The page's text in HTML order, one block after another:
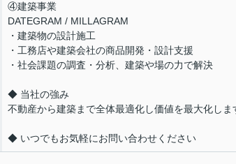
④建築事業
DATEGRAM / MILLAGRAM
・建築物の設計施工
・工務店や建築会社の商品開発・設計支援
・社会課題の調査・分析、建築や場の力で解決
◆ 当社の強み
不動産から建築まで全体最適化し価値を最大化しま
◆ いつでもお気軽にお問い合わせください